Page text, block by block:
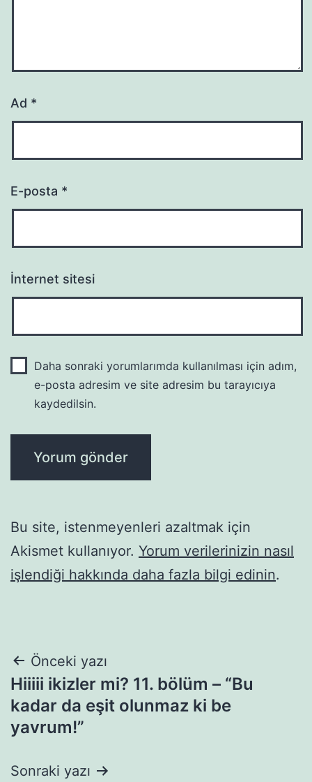
Ad *
E-posta *
İnternet sitesi
Daha sonraki yorumlarımda kullanılması için adım,
e-posta adresim ve site adresim bu tarayıcıya
kaydedilsin.
Bu site, istenmeyenleri azaltmak için
Akismet kullanıyor. Yorum verilerinizin nasıl
işlendiği hakkında daha fazla bilgi edinin.
Yazı
gezinmesi
Önceki yazı
Hiiiii ikizler mi? 11. bölüm – “Bu
kadar da eşit olunmaz ki be
yavrum!”
Sonraki yazı